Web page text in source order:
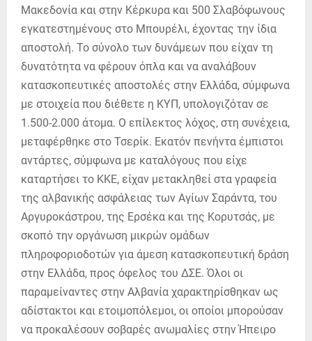
Μακεδονία και στην Κέρκυρα και 500 Σλαβόφωνους
εγκατεστημένους στο Μπουρέλι, έχοντας την ίδια
αποστολή. Το σύνολο των δυνάμεων που είχαν τη
δυνατότητα να φέρουν όπλα και να αναλάβουν
κατασκοπευτικές αποστολές στην Ελλάδα, σύμφωνα
με στοιχεία που διέθετε η ΚΥΠ, υπολογιζόταν σε
1.500-2.000 άτομα. Ο επίλεκτος λόχος, στη συνέχεια,
μεταφέρθηκε στο Τσερίκ. Εκατόν πενήντα έμπιστοι
αντάρτες, σύμφωνα με καταλόγους που είχε
καταρτήσει το ΚΚΕ, είχαν μετακληθεί στα γραφεία
της αλβανικής ασφάλειας των Αγίων Σαράντα, του
Αργυροκάστρου, της Ερσέκα και της Κορυτσάς, με
σκοπό την οργάνωση μικρών ομάδων
πληροφοριοδοτών για άμεση κατασκοπευτική δράση
στην Ελλάδα, προς όφελος του ΔΣΕ. Όλοι οι
παραμείναντες στην Αλβανία χαρακτηρίσθηκαν ως
αδίστακτοι και ετοιμοπόλεμοι, οι οποίοι μπορούσαν
να προκαλέσουν σοβαρές ανωμαλίες στην Ήπειρο